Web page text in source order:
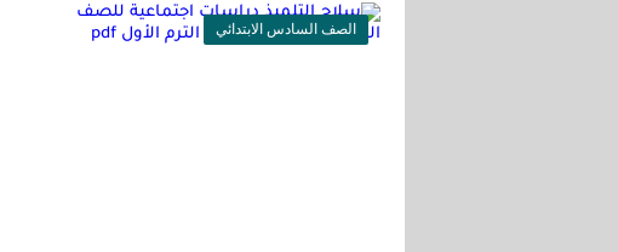
الصف السادس الابتدائي